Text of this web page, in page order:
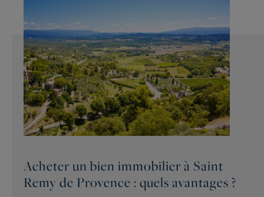
Acheter un bien immobilier à Saint
Remy de Provence : quels avantages ?